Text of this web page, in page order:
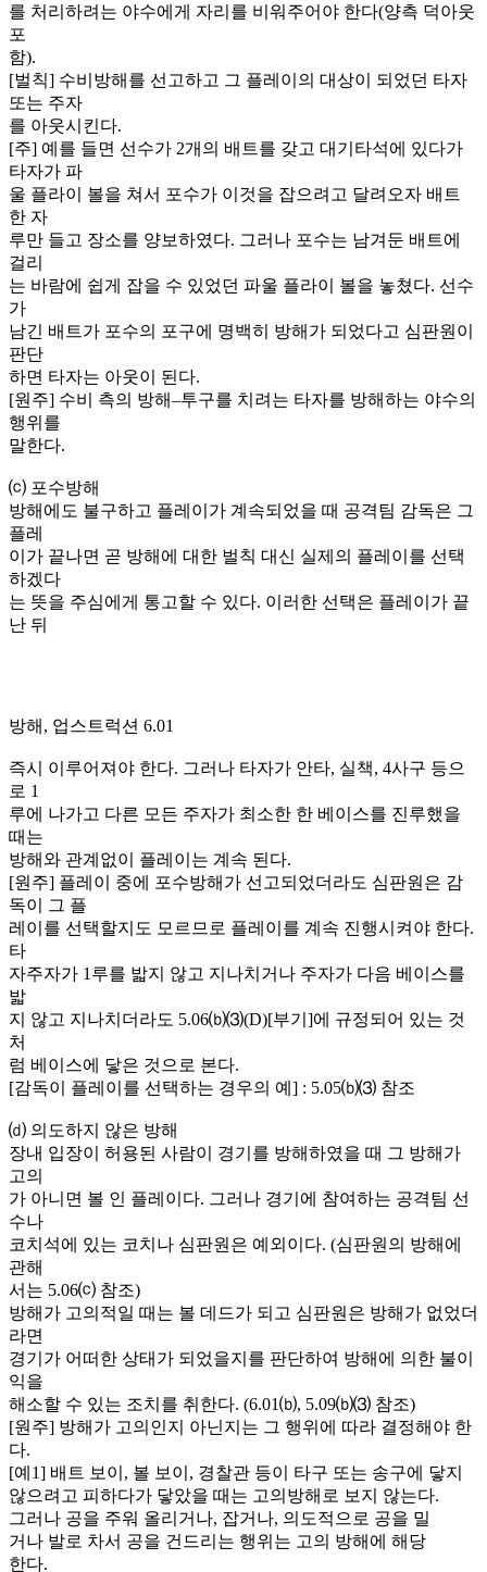
를 처리하려는 야수에게 자리를 비워주어야 한다(양측 덕아웃
포
함).
[벌칙] 수비방해를 선고하고 그 플레이의 대상이 되었던 타자
또는 주자
를 아웃시킨다.
[주] 예를 들면 선수가 2개의 배트를 갖고 대기타석에 있다가
타자가 파
울 플라이 볼을 쳐서 포수가 이것을 잡으려고 달려오자 배트
한 자
루만 들고 장소를 양보하였다. 그러나 포수는 남겨둔 배트에
걸리
는 바람에 쉽게 잡을 수 있었던 파울 플라이 볼을 놓쳤다. 선수
가
남긴 배트가 포수의 포구에 명백히 방해가 되었다고 심판원이
판단
하면 타자는 아웃이 된다.
[원주] 수비 측의 방해–투구를 치려는 타자를 방해하는 야수의
행위를
말한다.
⒞ 포수방해
방해에도 불구하고 플레이가 계속되었을 때 공격팀 감독은 그
플레
이가 끝나면 곧 방해에 대한 벌칙 대신 실제의 플레이를 선택
하겠다
는 뜻을 주심에게 통고할 수 있다. 이러한 선택은 플레이가 끝
난 뒤
방해, 업스트럭션 6.01
즉시 이루어져야 한다. 그러나 타자가 안타, 실책, 4사구 등으
로 1
루에 나가고 다른 모든 주자가 최소한 한 베이스를 진루했을
때는
방해와 관계없이 플레이는 계속 된다.
[원주] 플레이 중에 포수방해가 선고되었더라도 심판원은 감
독이 그 플
레이를 선택할지도 모르므로 플레이를 계속 진행시켜야 한다.
타
자주자가 1루를 밟지 않고 지나치거나 주자가 다음 베이스를
밟
지 않고 지나치더라도 5.06⒝⑶(D)[부기]에 규정되어 있는 것
처
럼 베이스에 닿은 것으로 본다.
[감독이 플레이를 선택하는 경우의 예] : 5.05⒝⑶ 참조
⒟ 의도하지 않은 방해
장내 입장이 허용된 사람이 경기를 방해하였을 때 그 방해가
고의
가 아니면 볼 인 플레이다. 그러나 경기에 참여하는 공격팀 선
수나
코치석에 있는 코치나 심판원은 예외이다. (심판원의 방해에
관해
서는 5.06⒞ 참조)
방해가 고의적일 때는 볼 데드가 되고 심판원은 방해가 없었더
라면
경기가 어떠한 상태가 되었을지를 판단하여 방해에 의한 불이
익을
해소할 수 있는 조치를 취한다. (6.01⒝, 5.09⒝⑶ 참조)
[원주] 방해가 고의인지 아닌지는 그 행위에 따라 결정해야 한
다.
[예1] 배트 보이, 볼 보이, 경찰관 등이 타구 또는 송구에 닿지
않으려고 피하다가 닿았을 때는 고의방해로 보지 않는다.
그러나 공을 주워 올리거나, 잡거나, 의도적으로 공을 밀
거나 발로 차서 공을 건드리는 행위는 고의 방해에 해당
한다.